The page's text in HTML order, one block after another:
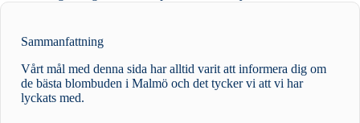
Sammanfattning
Vårt mål med denna sida har alltid varit att informera dig om
de bästa blombuden i Malmö och det tycker vi att vi har
lyckats med.